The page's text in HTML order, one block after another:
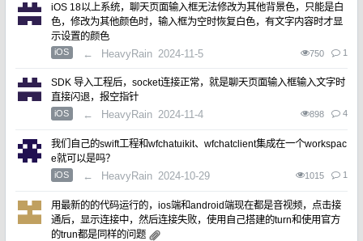
iOS 18以上系统，聊天页面输入框无法修改为其他背景色，只能是白
色，修改为其他颜色时，输入框为空时恢复白色，有文字内容时才显
示设置的颜色
iOS ← HeavyRain 2024-11-5 750 1
SDK 导入工程后，socket连接正常，就是聊天页面输入框输入文字时
直接闪退，报空指针
iOS ← HeavyRain 2024-11-4 898 4
我们自己的swift工程和wfchatuikit、wfchatclient集成在一个workspac
e就可以是吗？
iOS ← HeavyRain 2024-10-29 1015 1
用最新的的代码运行的，ios端和android端现在都是音视频，点击接
通后，显示连接中，然后连接失败，使用自己搭建的turn和使用官方
的trun都是同样的问题